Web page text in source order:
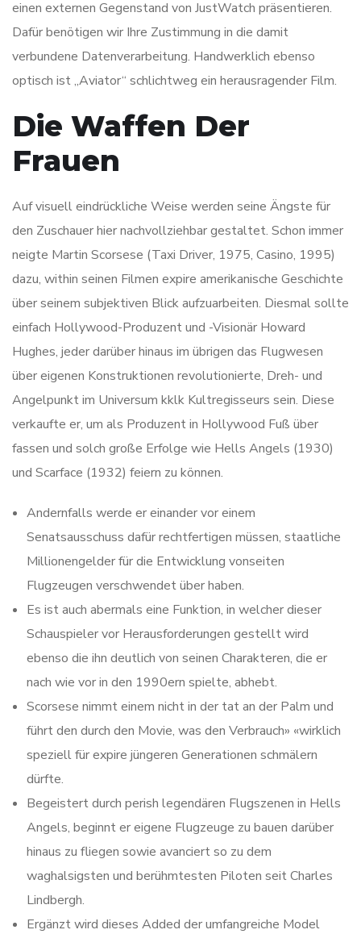
einen externen Gegenstand von JustWatch präsentieren.
Dafür benötigen wir Ihre Zustimmung in die damit
verbundene Datenverarbeitung. Handwerklich ebenso
optisch ist „Aviator“ schlichtweg ein herausragender Film.
Die Waffen Der
Frauen
Auf visuell eindrückliche Weise werden seine Ängste für
den Zuschauer hier nachvollziehbar gestaltet. Schon immer
neigte Martin Scorsese (Taxi Driver, 1975, Casino, 1995)
dazu, within seinen Filmen expire amerikanische Geschichte
über seinem subjektiven Blick aufzuarbeiten. Diesmal sollte
einfach Hollywood-Produzent und -Visionär Howard
Hughes, jeder darüber hinaus im übrigen das Flugwesen
über eigenen Konstruktionen revolutionierte, Dreh- und
Angelpunkt im Universum kklk Kultregisseurs sein. Diese
verkaufte er, um als Produzent in Hollywood Fuß über
fassen und solch große Erfolge wie Hells Angels (1930)
und Scarface (1932) feiern zu können.
Andernfalls werde er einander vor einem
Senatsausschuss dafür rechtfertigen müssen, staatliche
Millionengelder für die Entwicklung vonseiten
Flugzeugen verschwendet über haben.
Es ist auch abermals eine Funktion, in welcher dieser
Schauspieler vor Herausforderungen gestellt wird
ebenso die ihn deutlich von seinen Charakteren, die er
nach wie vor in den 1990ern spielte, abhebt.
Scorsese nimmt einem nicht in der tat an der Palm und
führt den durch den Movie, was den Verbrauch» «wirklich
speziell für expire jüngeren Generationen schmälern
dürfte.
Begeistert durch perish legendären Flugszenen in Hells
Angels, beginnt er eigene Flugzeuge zu bauen darüber
hinaus zu fliegen sowie avanciert so zu dem
waghalsigsten und berühmtesten Piloten seit Charles
Lindbergh.
Ergänzt wird dieses Added der umfangreiche Model